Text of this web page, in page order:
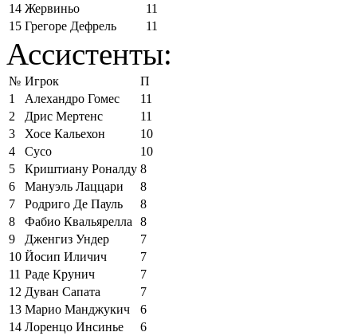
14 Жервиньо
11
15 Грегоре Дефрель 11
Ассистенты:
№ Игрок
П
1
Алехандро Гомес
11
2
Дрис Мертенс
11
3
Хосе Кальехон
10
4
Сусо
10
5
Криштиану Роналду 8
6
Мануэль Лаццари
8
7
Родриго Де Пауль
8
8
Фабио Квальярелла
8
9
Дженгиз Ундер
7
10 Йосип Иличич
7
11 Раде Крунич
7
12 Дуван Сапата
7
13 Марио Манджукич
6
14 Лоренцо Инсинье
6